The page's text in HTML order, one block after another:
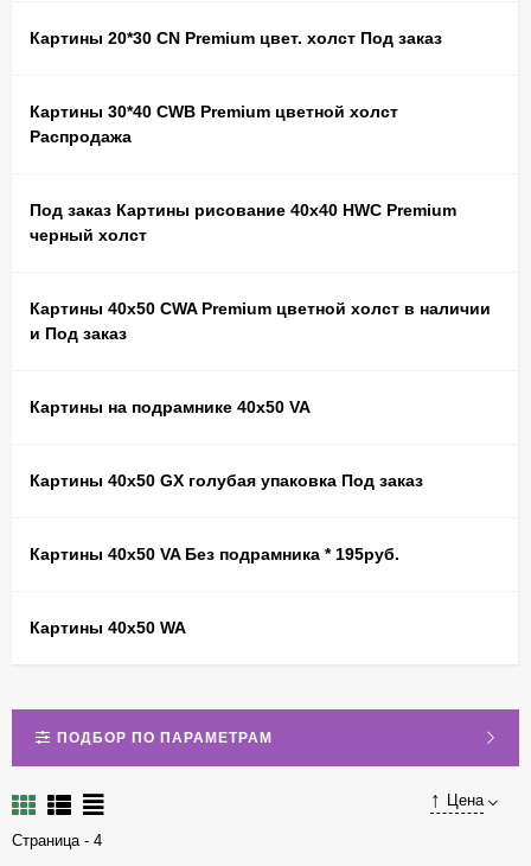
Картины 20*30 CN Premium цвет. холст Под заказ
Картины 30*40 CWB Premium цветной холст
Распродажа
Под заказ Картины рисование 40х40 HWC Premium
черный холст
Картины 40х50 CWA Premium цветной холст в наличии
и Под заказ
Картины на подрамнике 40х50 VA
Картины 40х50 GX голубая упаковка Под заказ
Картины 40х50 VA Без подрамника * 195руб.
Картины 40х50 WA
ПОДБОР ПО ПАРАМЕТРАМ
Цена
Страница - 4